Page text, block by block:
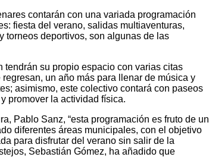
contarán con una variada programación
fiesta del verano, salidas multiaventuras,
torneos deportivos, son algunas de las
su propio espacio con varias citas
un año más para llenar de música y
asimismo, este colectivo contará con paseos
promover la actividad física.
Pablo Sanz, “esta programación es fruto de un
diferentes áreas municipales, con el objetivo
para disfrutar del verano sin salir de la
Sebastián Gómez, ha añadido que